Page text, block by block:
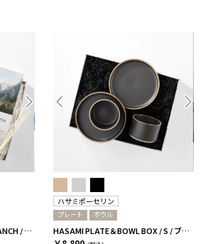
LIFE STYLE BOX / BARK＆BRANCH / ホワイト
ハサミポーセリン
プレート ボウル
HASAMI PLATE＆BOWL BOX / S / ブラック［ハサミポーセリン］